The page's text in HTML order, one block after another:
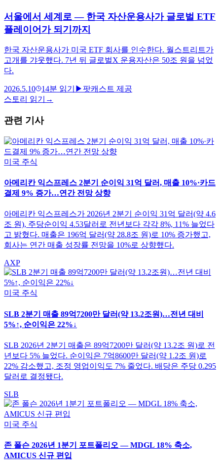
서울에서 세계로 — 한국 자산운용사가 글로벌 ETF
플레이어가 되기까지
한국 자산운용사가 미국 ETF 회사를 인수한다. 월스트리트가
고개를 갸웃했다. 7년 뒤 글로벌X 운용자산은 50조 원을 넘었
다.
2026.5.10 14분 읽기 ▶ 팟캐스트 제공
스토리 읽기 →
관련 기사
미국 주식
아메리칸 익스프레스 2분기 순이익 31억 달러, 매출 10%·카드
결제 9% 증가…연간 전망 상향
아메리칸 익스프레스가 2026년 2분기 순이익 31억 달러(약 4.6
조 원), 주당순이익 4.53달러로 전년보다 각각 8%, 11% 늘었다
고 밝혔다. 매출은 196억 달러(약 28.8조 원)로 10% 증가했고,
회사는 연간 매출 성장률 전망을 10%로 상향했다.
AXP
미국 주식
SLB 2분기 매출 89억7200만 달러(약 13.2조원)…전년 대비
5%↑, 순이익은 22%↓
SLB 2026년 2분기 매출은 89억7200만 달러(약 13.2조 원)로 전
년보다 5% 늘었다. 순이익은 7억8600만 달러(약 1.2조 원)로
22% 감소했고, 조정 영업이익도 7% 줄었다. 배당은 주당 0.295
달러로 결정됐다.
SLB
미국 주식
존 폴슨 2026년 1분기 포트폴리오 — MDGL 18% 축소,
AMICUS 신규 편입